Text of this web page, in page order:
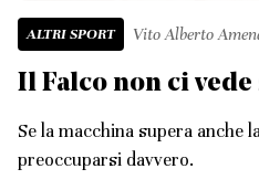
ALTRI SPORT Vito Alberto
Il Falco non ci
Se la macchina supera anche
preoccuparsi davvero.